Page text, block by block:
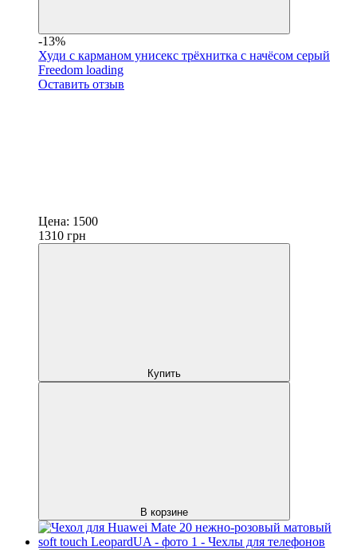
-13%
Худи с карманом унисекс трёхнитка с начёсом серый
Freedom loading
Оставить отзыв
Цена: 1500
1310 грн
Купить
В корзине